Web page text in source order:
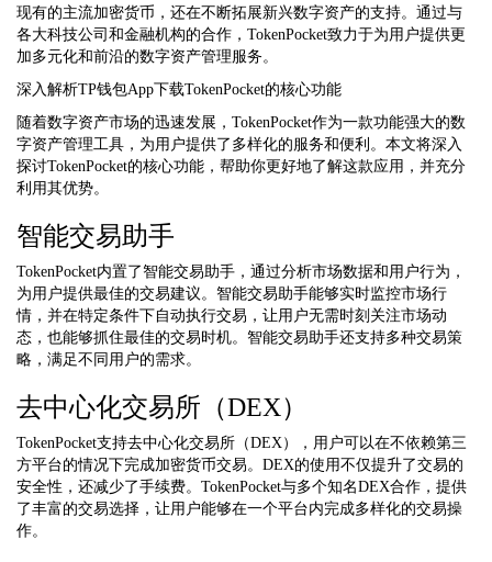
现有的主流加密货币，还在不断拓展新兴数字资产的支持。通过与
各大科技公司和金融机构的合作，TokenPocket致力于为用户提供更
加多元化和前沿的数字资产管理服务。
深入解析TP钱包App下载TokenPocket的核心功能
随着数字资产市场的迅速发展，TokenPocket作为一款功能强大的数
字资产管理工具，为用户提供了多样化的服务和便利。本文将深入
探讨TokenPocket的核心功能，帮助你更好地了解这款应用，并充分
利用其优势。
智能交易助手
TokenPocket内置了智能交易助手，通过分析市场数据和用户行为，
为用户提供最佳的交易建议。智能交易助手能够实时监控市场行
情，并在特定条件下自动执行交易，让用户无需时刻关注市场动
态，也能够抓住最佳的交易时机。智能交易助手还支持多种交易策
略，满足不同用户的需求。
去中心化交易所（DEX）
TokenPocket支持去中心化交易所（DEX），用户可以在不依赖第三
方平台的情况下完成加密货币交易。DEX的使用不仅提升了交易的
安全性，还减少了手续费。TokenPocket与多个知名DEX合作，提供
了丰富的交易选择，让用户能够在一个平台内完成多样化的交易操
作。